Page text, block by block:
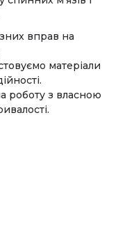
вправ на
матеріали
роботу з власною